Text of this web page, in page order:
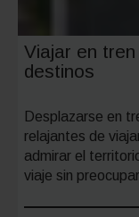
Viajar en
destinos
Desplazarse en
relajantes de
admirar el
viaje sin